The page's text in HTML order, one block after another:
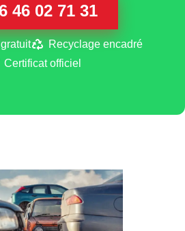
46 02 71 31
Recyclage encadré
Certificat officiel